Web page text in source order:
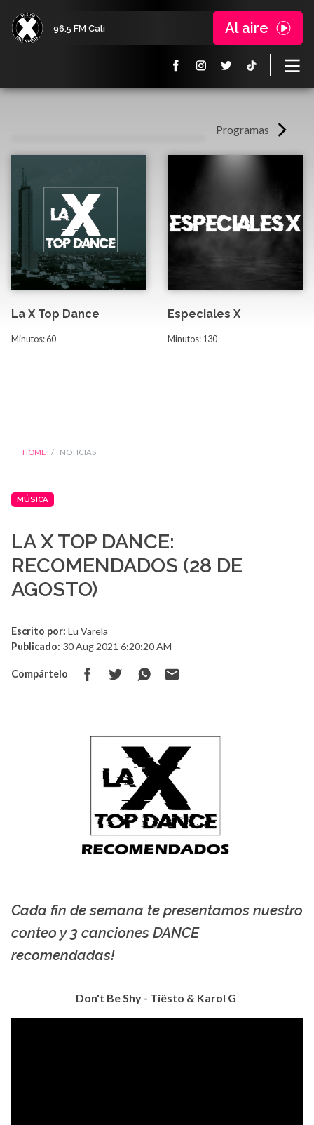
96.5 FM Cali Al aire
Programas
La X Top Dance
Minutos: 60
Especiales X
Minutos: 130
HOME NOTICIAS
MÚSICA
LA X TOP DANCE:
RECOMENDADOS (28 DE
AGOSTO)
Escrito por: Lu Varela
Publicado: 30 Aug 2021 6:20:20 AM
Compártelo
Cada fin de semana te presentamos nuestro
conteo y 3 canciones DANCE
recomendadas!
Don't Be Shy - Tiësto & Karol G